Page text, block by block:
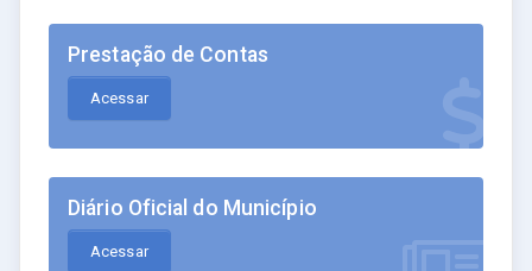
Prestação de Contas
Acessar
Diário Oficial do Município
Acessar